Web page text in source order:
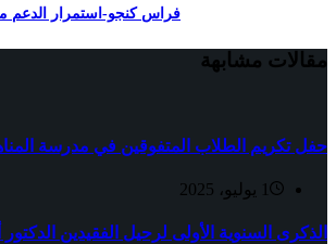
فراس كنجو-استمرار
مقالات مشابهة
حفل تكريم الطلاب المتفوقين في مدرسة
1 يوليو، 2025
الذكرى السنوية الأولى لرحيل الفقيدين